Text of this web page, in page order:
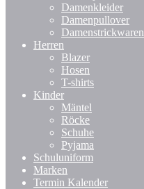
Damenkleider
Damenpullover
Damenstrickwaren
Herren
Blazer
Hosen
T-shirts
Kinder
Mäntel
Röcke
Schuhe
Pyjama
Schuluniform
Marken
Termin Kalender